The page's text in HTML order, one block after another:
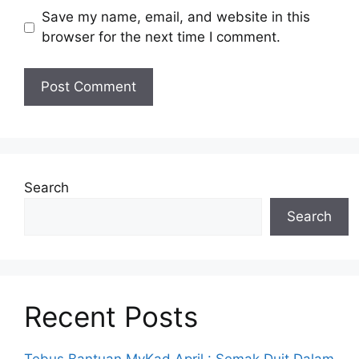
Save my name, email, and website in this
browser for the next time I comment.
Search
Search
Recent Posts